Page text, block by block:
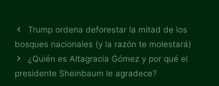
Trump ordena deforestar la mitad de los
bosques nacionales (y la razón te molestará)
¿Quién es Altagracia Gómez y por qué el
presidente Sheinbaum le agradece?